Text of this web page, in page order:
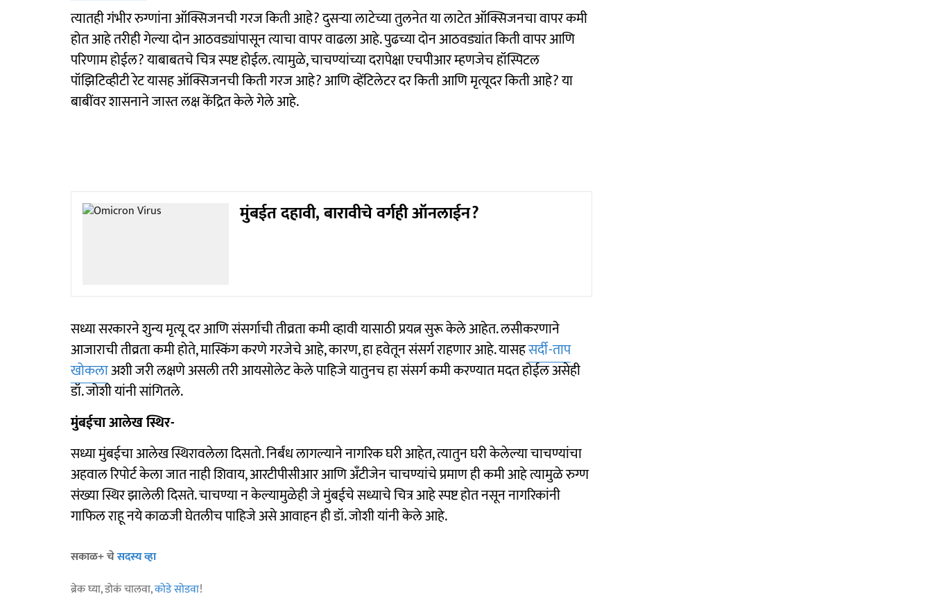
त्यातही गंभीर रुग्णांना ऑक्सिजनची गरज किती आहे? दुसऱ्या लाटेच्या तुलनेत या लाटेत ऑक्सिजनचा वापर कमी
होत आहे तरीही गेल्या दोन आठवड्यांपासून त्याचा वापर वाढला आहे. पुढच्या दोन आठवड्यांत किती वापर आणि
परिणाम होईल? याबाबतचे चित्र स्पष्ट होईल. त्यामुळे, चाचण्यांच्या दरापेक्षा एचपीआर म्हणजेच हॉस्पिटल
पॉझिटिव्हीटी रेट यासह ऑक्सिजनची किती गरज आहे? आणि व्हेंटिलेटर दर किती आणि मृत्यूदर किती आहे? या
बाबींवर शासनाने जास्त लक्ष केंद्रित केले गेले आहे.
मुंबईत दहावी, बारावीचे वर्गही ऑनलाईन?
सध्या सरकारने शुन्य मृत्यू दर आणि संसर्गाची तीव्रता कमी व्हावी यासाठी प्रयत्न सुरू केले आहेत. लसीकरणाने
आजाराची तीव्रता कमी होते, मास्किंग करणे गरजेचे आहे, कारण, हा हवेतून संसर्ग राहणार आहे. यासहसर्दी-ताप
खोकलाअशी जरी लक्षणे असली तरी आयसोलेट केले पाहिजे यातुनच हा संसर्ग कमी करण्यात मदत होईल असेही
डॉ. जोशी यांनी सांगितले.
मुंबईचा आलेख स्थिर-
सध्या मुंबईचा आलेख स्थिरावलेला दिसतो. निर्बंध लागल्याने नागरिक घरी आहेत, त्यातुन घरी केलेल्या चाचण्यांचा
अहवाल रिपोर्ट केला जात नाही शिवाय, आरटीपीसीआर आणि अँटीजेन चाचण्यांचे प्रमाण ही कमी आहे त्यामुळे रुग्ण
संख्या स्थिर झालेली दिसते. चाचण्या न केल्यामुळेही जे मुंबईचे सध्याचे चित्र आहे स्पष्ट होत नसून नागरिकांनी
गाफिल राहू नये काळजी घेतलीच पाहिजे असे आवाहन ही डॉ. जोशी यांनी केले आहे.
सकाळ+ चेसदस्य व्हा
ब्रेक घ्या, डोकं चालवा,कोडे सोडवा!